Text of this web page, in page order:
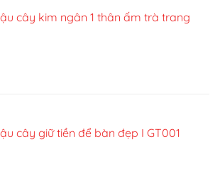
cây kim ngân 1 thân ấm trà trang
cây giữ tiền để bàn đẹp I GT001